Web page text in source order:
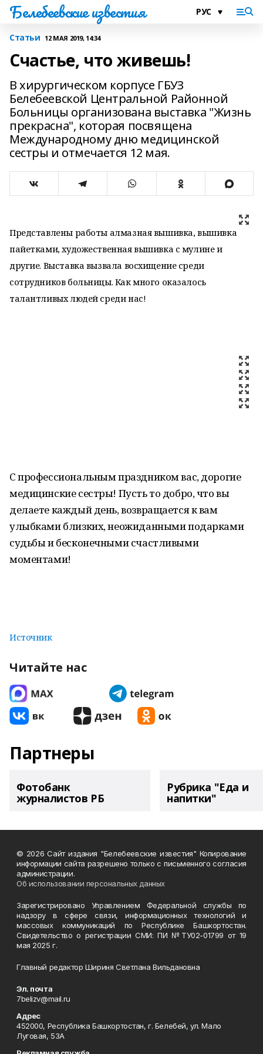
Белебеевские известия
Статьи 12 МАЯ 2019, 14:34
Счастье, что живешь!
В хирургическом корпусе ГБУЗ
Белебеевской Центральной Районной
Больницы организована выставка "Жизнь
прекрасна", которая посвящена
Международному дню медицинской
сестры и отмечается 12 мая.
Представлены работы алмазная вышивка, вышивка
пайетками, художественная вышивка с мулине и
другие. Выставка вызвала восхищение среди
сотрудников больницы. Как много оказалось
талантливых людей среди нас!
С профессиональным праздником вас, дорогие
медицинские сестры! Пусть то добро, что вы
делаете каждый день, возвращается к вам
улыбками близких, неожиданными подарками
судьбы и бесконечными счастливыми
моментами!
Источник
Читайте нас
Партнеры
Фотобанк
журналистов РБ
Рубрика "Еда и
напитки"
© 2026 Сайт издания "Белебеевские известия" Копирование
информации сайта разрешено только с письменного согласия
администрации.
Об использовании персональных данных
Зарегистрировано Управлением Федеральной службы по
надзору в сфере связи, информационных технологий и
массовых коммуникаций по Республике Башкортостан.
Свидетельство о регистрации СМИ: ПИ №ТУ02-01799 от 19
мая 2025 г.
Главный редактор Шириня Светлана Вильдановна
Эл. почта
7belizv@mail.ru
Адрес
452000, Республика Башкортостан, г. Белебей, ул. Мало
Луговая, 53А